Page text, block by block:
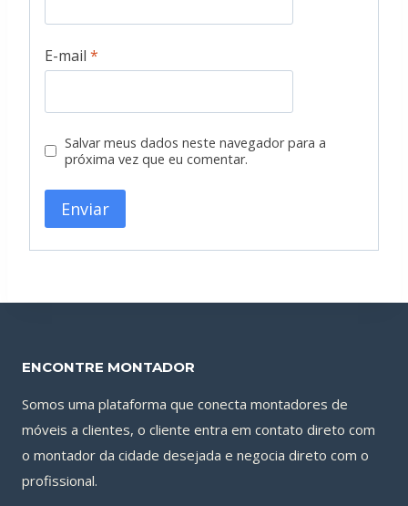
E-mail *
Salvar meus dados neste navegador para a
próxima vez que eu comentar.
ENCONTRE MONTADOR
Somos uma plataforma que conecta montadores de
móveis a clientes, o cliente entra em contato direto com
o montador da cidade desejada e negocia direto com o
profissional.